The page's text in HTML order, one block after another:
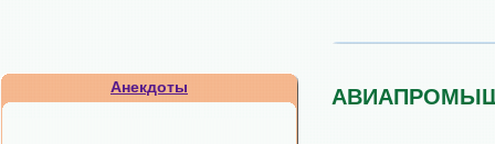
Анекдоты